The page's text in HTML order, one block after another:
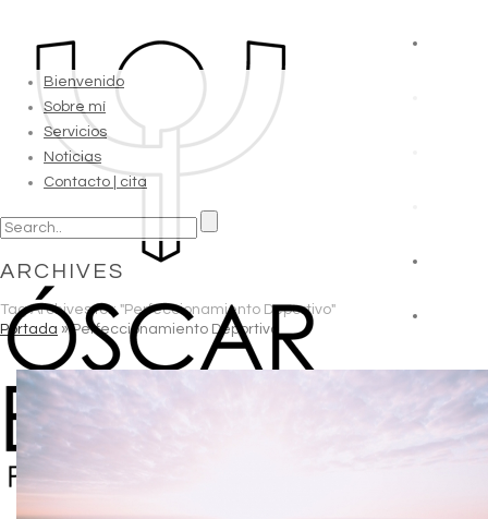
Bienvenido
Sobre mí
Servicios
Noticias
Contacto | cita
ARCHIVES
Tag Archives for: "Perfeccionamiento Deportivo"
Portada » Perfeccionamiento Deportivo